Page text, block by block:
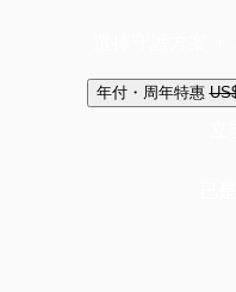
年付・周年特惠